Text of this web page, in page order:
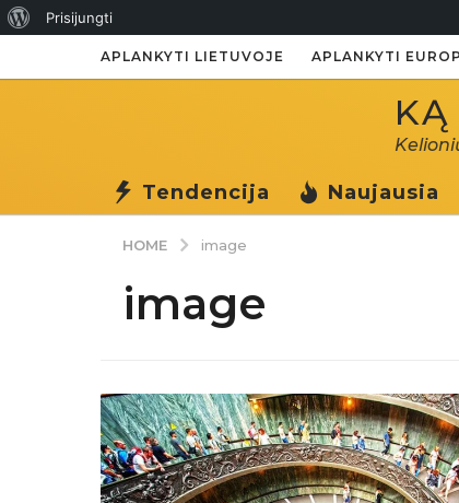
ApiePrisijungti
APLANKYTI LIETUVOJE APLANKYTI
Tendencija Naujausia
HOME image
image